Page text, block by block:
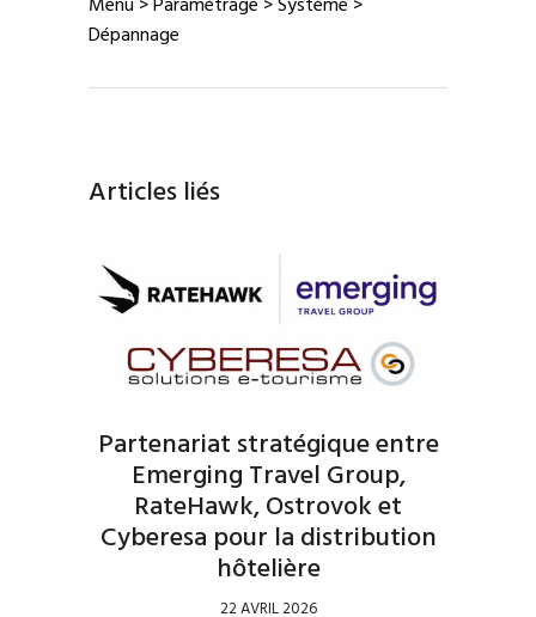
Dépannage
Articles liés
Partenariat stratégique entre
Emerging Travel Group,
RateHawk, Ostrovok et
Cyberesa pour la distribution
hôtelière
22 AVRIL 2026